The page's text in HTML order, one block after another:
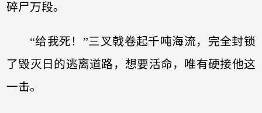
碎尸万段。
“给我死！”三叉戟卷起千吨海流，完全封锁
了毁灭日的逃离道路，想要活命，唯有硬接他这
一击。